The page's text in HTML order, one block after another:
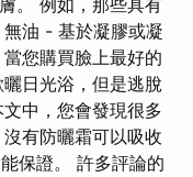
。 例如，那些具有
油 - 基於凝膠或凝
您購買臉上最好的
日光浴，但是逃脫
中，您會發現很多
有防曬霜可以吸收
保證。 許多評論的